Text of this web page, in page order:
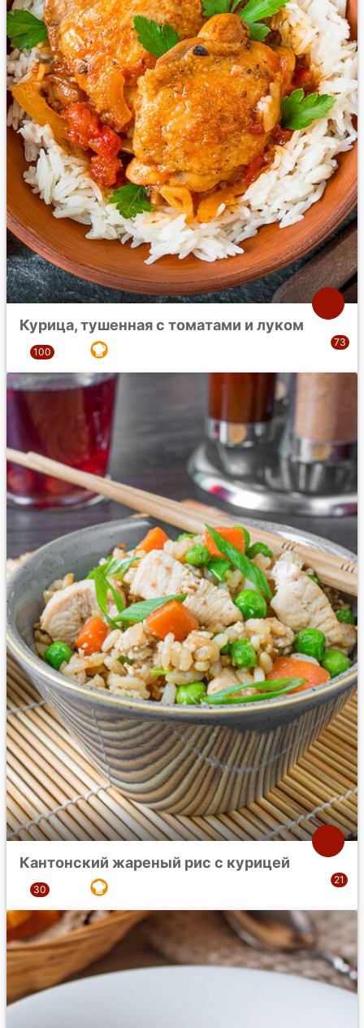
Курица, тушенная с томатами и луком
Кантонский жареный рис с курицей